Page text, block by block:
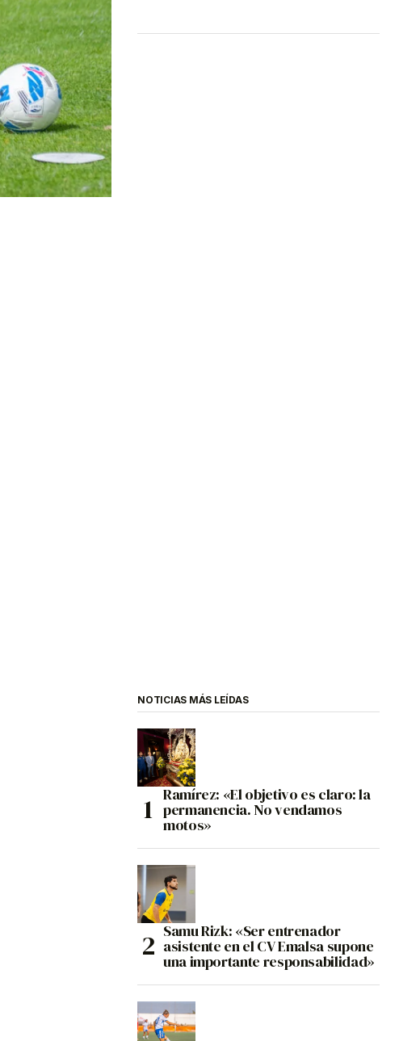
NOTICIAS MÁS LEÍDAS
Ramírez: «El objetivo es claro: la
permanencia. No vendamos
motos»
Samu Rizk: «Ser entrenador
asistente en el CV Emalsa supone
una importante responsabilidad»